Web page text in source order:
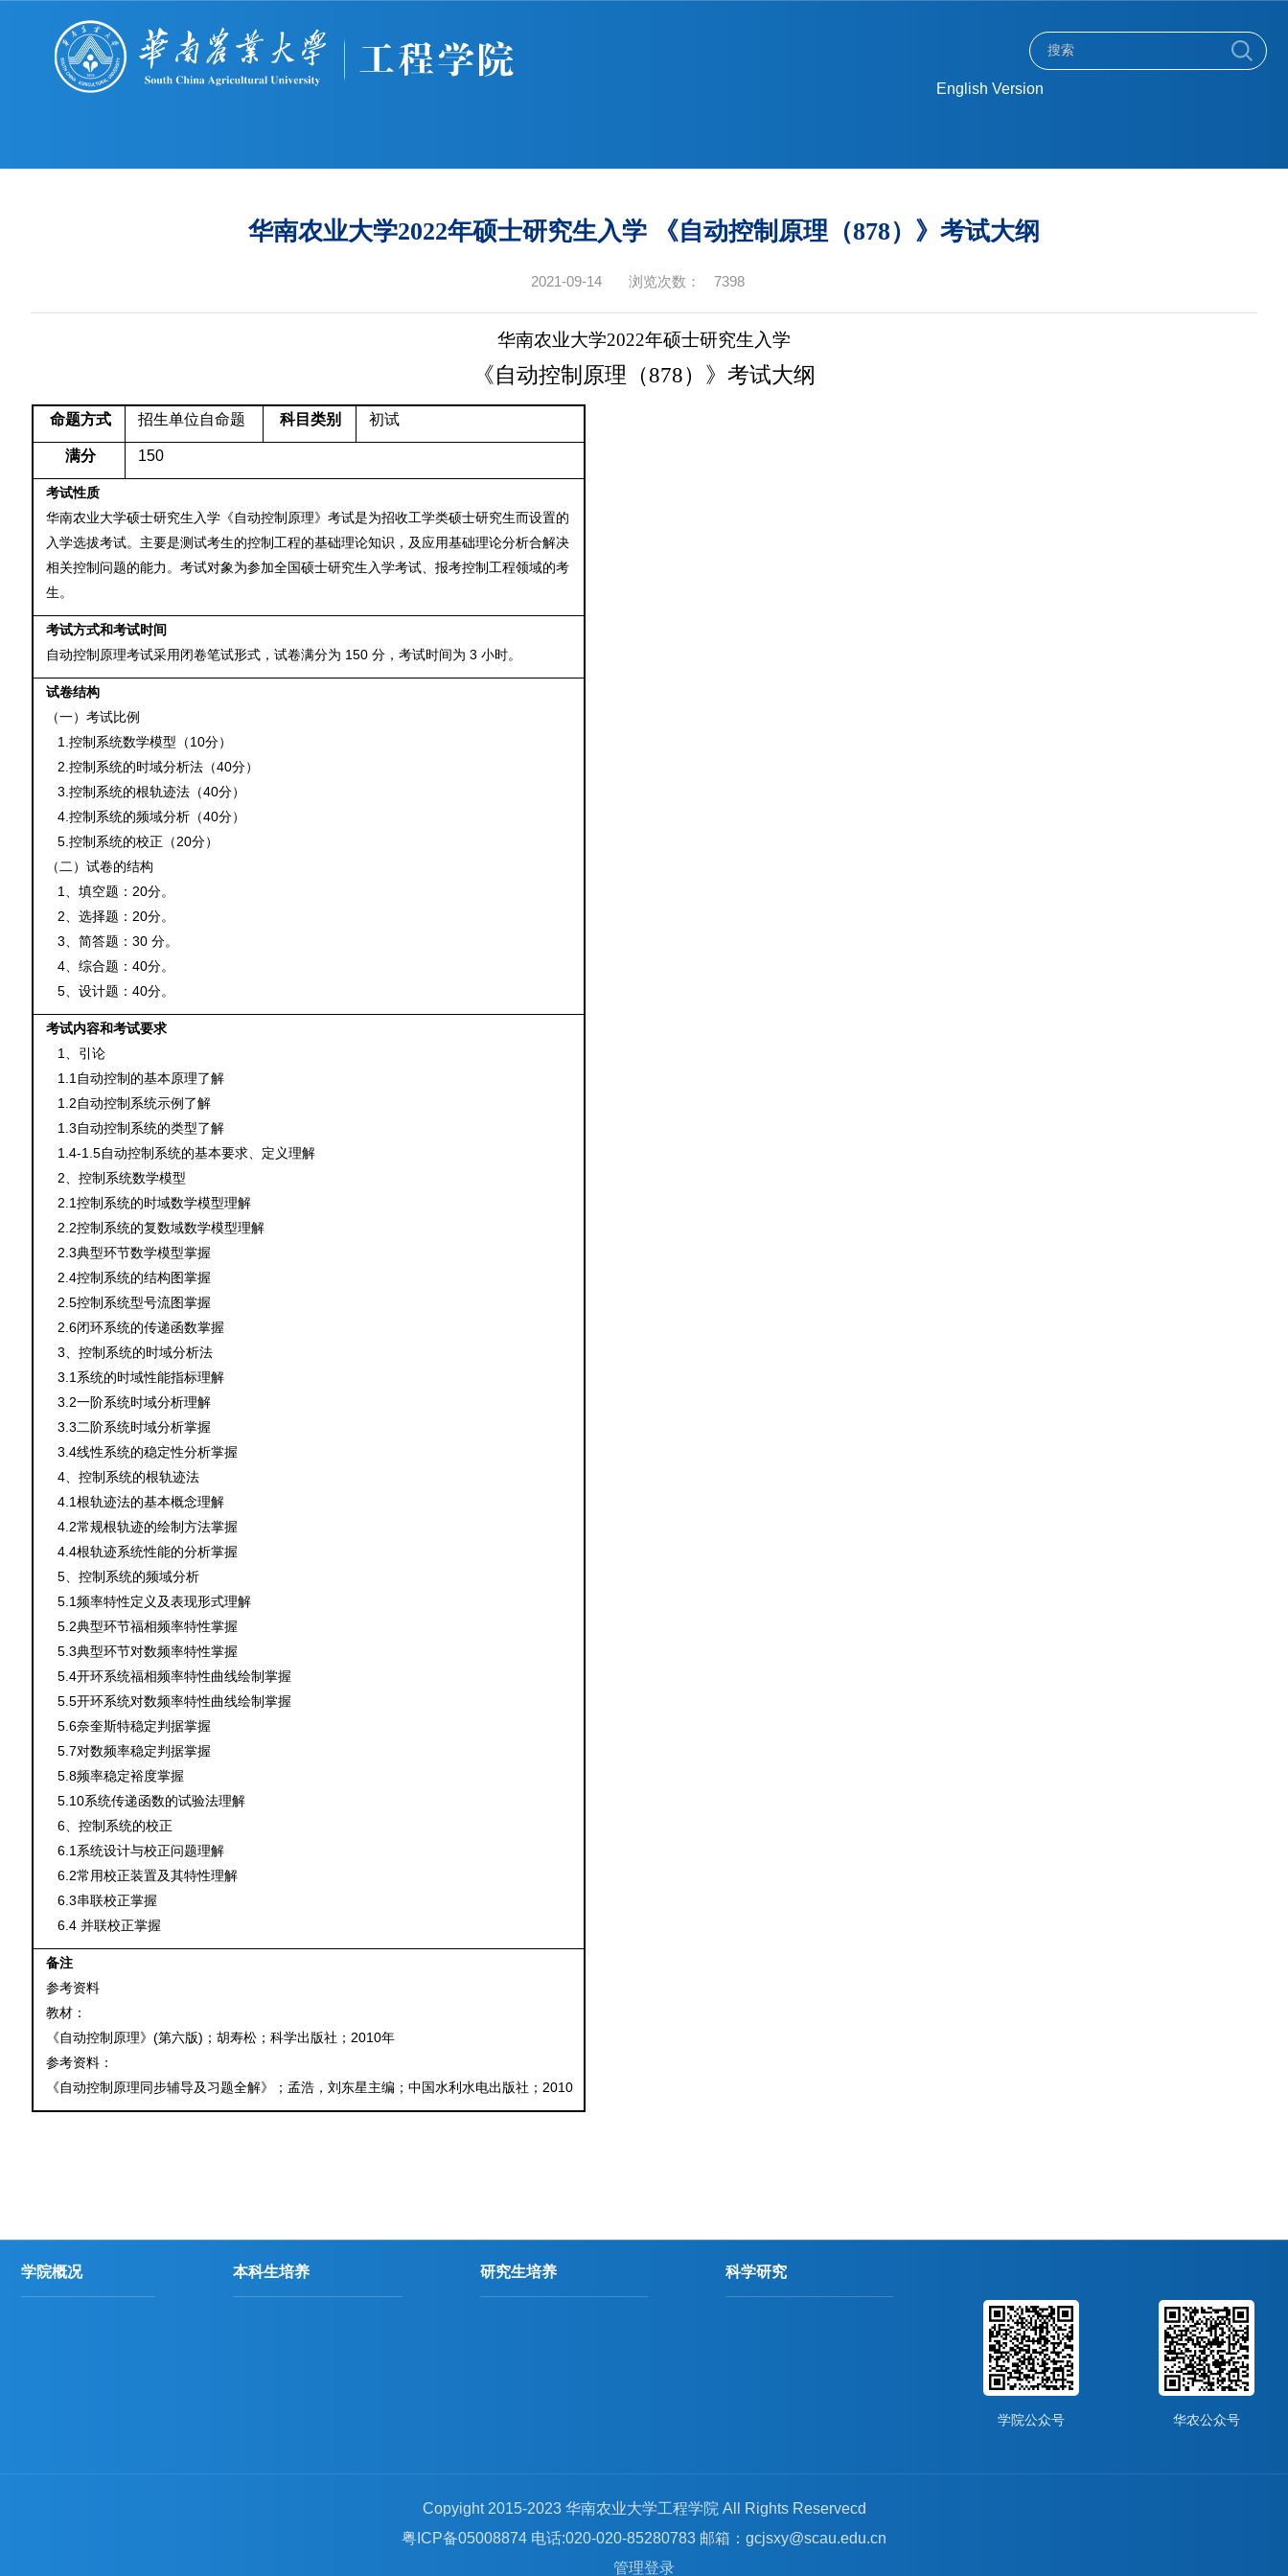
English Version
华南农业大学2022年硕士研究生入学 《自动控制原理（878）》考试大纲
2021-09-14 浏览次数： 7398
华南农业大学2022年硕士研究生入学
《自动控制原理（878）》考试大纲
命题方式 招生单位自命题 科目类别 初试
满分 150
考试性质
华南农业大学硕士研究生入学《自动控制原理》考试是为招收工学类硕士研究生而设置的
入学选拔考试。主要是测试考生的控制工程的基础理论知识，及应用基础理论分析合解决
相关控制问题的能力。考试对象为参加全国硕士研究生入学考试、报考控制工程领域的考
生。
考试方式和考试时间
自动控制原理考试采用闭卷笔试形式，试卷满分为 150 分，考试时间为 3 小时。
试卷结构
（一）考试比例
1. 控制系统数学模型（ 10分）
2. 控制系统的时域分析法（40分）
3. 控制系统的根轨迹法（40分）
4. 控制系统的频域分析（40分）
5. 控制系统的校正（ 20分）
（二）试卷的结构
1 、填空题： 20分。
2、选择题： 20分。
3、简答题： 30 分。
4、综合题： 40分。
5、设计题： 40分。
考试内容和考试要求
1 、引论
1.1 自动控制的基本原理了解
1.2 自动控制系统示例 了解
1.3 自动控制系统的类型了解
1.4-1.5自动控制系统的基本要求、定义理解
2、控制系统数学模型
2.1 控制系统的时域数学模型理解
2.2控制系统的复数域数学模型理解
2.3典型环节数学模型掌握
2.4控制系统的结构图 掌握
2.5控制系统型号流图 掌握
2.6闭环系统的传递函数掌握
3、控制系统的时域分析法
3.1 系统的时域性能指标理解
3.2一阶系统时域分析理解
3.3二阶系统时域分析掌握
3.4线性系统的稳定性分析掌握
4、控制系统的根轨迹法
4.1 根轨迹法的基本概念理解
4.2常规根轨迹的绘制方法掌握
4.4根轨迹系统性能的分析掌握
5、控制系统的频域分析
5.1 频率特性定义及表现形式理解
5.2典型环节福相频率特性掌握
5.3典型环节对数频率特性掌握
5.4开环系统福相频率特性曲线绘制 掌握
5.5开环系统对数频率特性曲线绘制 掌握
5.6奈奎斯特稳定判据掌握
5.7对数频率稳定判据掌握
5.8频率稳定裕度掌握
5.10系统传递函数的试验法理解
6、控制系统的校正
6.1 系统设计与校正问题理解
6.2常用校正装置及其特性理解
6.3串联校正掌握
6.4 并联校正掌握
备注
参考资料
教材：
《自动控制原理》 (第六版) ；胡寿松；科学出版社； 2010年
参考资料：
《自动控制原理同步辅导及习题全解》；孟浩，刘东星主编；中国水利水电出版社； 2010
学院概况 本科生培养 研究生培养 科学研究
学院公众号 华农公众号
Copyight 2015-2023 华南农业大学工程学院 All Rights Reservecd
粤ICP备05008874 电话:020-020-85280783 邮箱：gcjsxy@scau.edu.cn
管理登录